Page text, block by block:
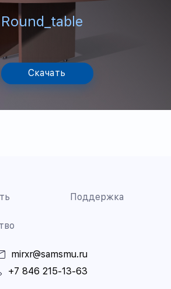
Round_table
Скачать
Поддержка
mirxr@samsmu.ru
+7 846 215-13-63